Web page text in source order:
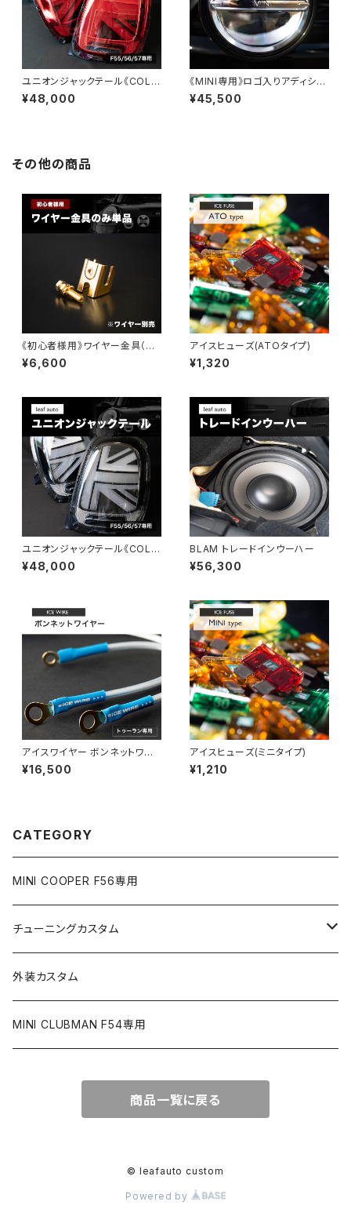
ユニオンジャックテール《COLO
R：レッド》
¥48,000
《MINI専用》ロゴ入りアディショ
ナルライト2連セット
¥45,500
その他の商品
《初心者様用》ワイヤー金具（単
品）
¥6,600
アイスヒューズ(ATOタイプ)
¥1,320
ユニオンジャックテール《COLO
R：ブラック》
¥48,000
BLAM トレードインウーハー
¥56,300
アイスワイヤー ボンネットワイ
ヤー(トゥーラン用)
¥16,500
アイスヒューズ(ミニタイプ)
¥1,210
CATEGORY
MINI COOPER F56専用
チューニングカスタム
ICE WIRE｜アイスワイヤー
ICE FUSE |アイスヒューズ
外装カスタム
MINI CLUBMAN F54専用
商品一覧に戻る
© leafauto custom
Powered by